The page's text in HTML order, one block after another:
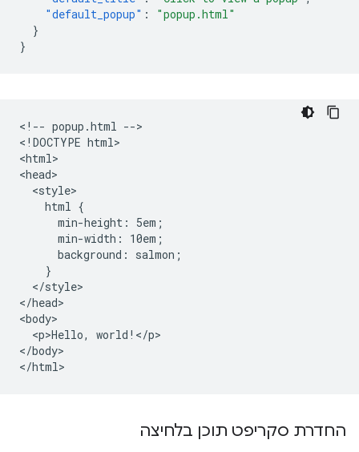
"default_popup" :
"popup.html"
}
}
<!-- popup.html -->
<!DOCTYPE html>
<html>
<head>
  <style>
    html {
      min-height: 5em;
      min-width: 10em;
      background: salmon;
    }
  </style>
</head>
<body>
  <p>Hello, world!</p>
</body>
החדרת סקריפט תוכן בלחיצה